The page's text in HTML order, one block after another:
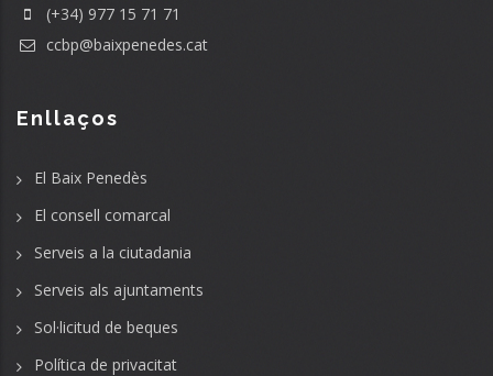
(+34) 977 15 71 71
ccbp@baixpenedes.cat
Enllaços
El Baix Penedès
El consell comarcal
Serveis a la ciutadania
Serveis als ajuntaments
Sol·licitud de beques
Política de privacitat